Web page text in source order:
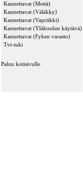
Kannettavat (Mettä)
Kannettavat (Väläkky)
Kannettavat (Vapriikki)
Kannettavat (Yläkoulun käytävä)
Kannettavat (Fyken varasto)
Tvt-tuki
Paluu kotisivulle